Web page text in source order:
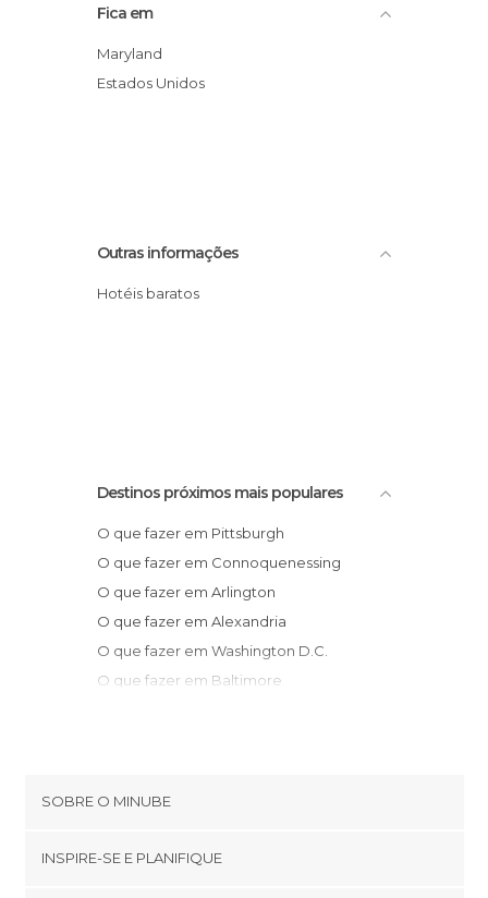
Fica em
Maryland
Estados Unidos
Outras informações
Hotéis baratos
Destinos próximos mais populares
O que fazer em Pittsburgh
O que fazer em Connoquenessing
O que fazer em Arlington
O que fazer em Alexandria
O que fazer em Washington D.C.
O que fazer em Baltimore
O que fazer em Filadélfia
O que fazer em Watkins Glen
SOBRE O MINUBE
INSPIRE-SE E PLANIFIQUE